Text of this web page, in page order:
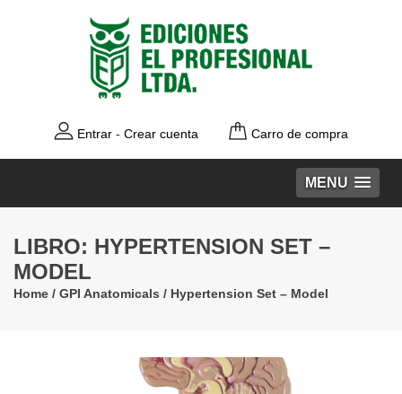
Entrar - Crear cuenta Carro de compra
MENU
LIBRO: HYPERTENSION SET –
MODEL
Home / GPI Anatomicals / Hypertension Set – Model